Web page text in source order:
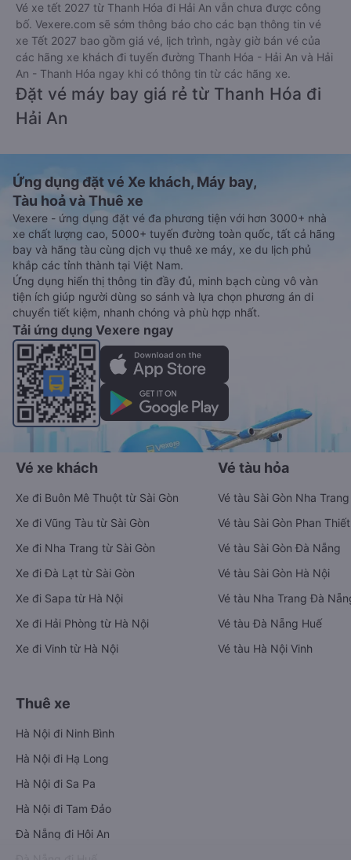
Vé xe tết 2027 từ Thanh Hóa đi Hải An vẫn chưa được công
bố. Vexere.com sẽ sớm thông báo cho các bạn thông tin vé
xe Tết 2027 bao gồm giá vé, lịch trình, ngày giờ bán vé của
các hãng xe khách đi tuyến đường Thanh Hóa - Hải An và Hải
An - Thanh Hóa ngay khi có thông tin từ các hãng xe.
Đặt vé máy bay giá rẻ từ Thanh Hóa đi
Hải An
Ứng dụng đặt vé Xe khách, Máy bay,
Tàu hoả và Thuê xe
Vexere - ứng dụng đặt vé đa phương tiện với hơn 3000+ nhà
xe chất lượng cao, 5000+ tuyến đường toàn quốc, tất cả hãng
bay và hãng tàu cùng dịch vụ thuê xe máy, xe du lịch phủ
khắp các tỉnh thành tại Việt Nam.
Ứng dụng hiển thị thông tin đầy đủ, minh bạch cùng vô vàn
tiện ích giúp người dùng so sánh và lựa chọn phương án di
chuyển tiết kiệm, nhanh chóng và phù hợp nhất.
Tải ứng dụng Vexere ngay
Vé xe khách
Xe đi Buôn Mê Thuột từ Sài Gòn
Xe đi Vũng Tàu từ Sài Gòn
Xe đi Nha Trang từ Sài Gòn
Xe đi Đà Lạt từ Sài Gòn
Xe đi Sapa từ Hà Nội
Xe đi Hải Phòng từ Hà Nội
Xe đi Vinh từ Hà Nội
Vé tàu hỏa
Vé tàu Sài Gòn Nha Trang
Vé tàu Sài Gòn Phan Thiết
Vé tàu Sài Gòn Đà Nẵng
Vé tàu Sài Gòn Hà Nội
Vé tàu Nha Trang Đà
Vé tàu Đà Nẵng Huế
Vé tàu Hà Nội Vinh
Thuê xe
Hà Nội đi Ninh Bình
Hà Nội đi Hạ Long
Hà Nội đi Sa Pa
Hà Nội đi Tam Đảo
Đà Nẵng đi Hội An